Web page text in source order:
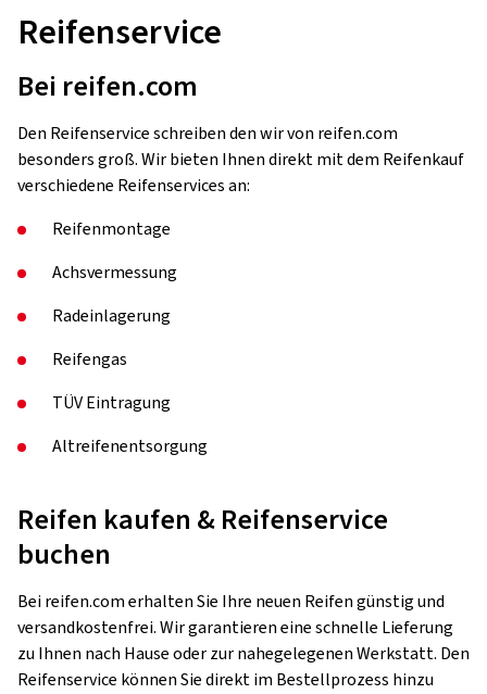
Reifenservice
Bei reifen.com
Den Reifenservice schreiben den wir von reifen.com
besonders groß. Wir bieten Ihnen direkt mit dem Reifenkauf
verschiedene Reifenservices an:
Reifenmontage
Achsvermessung
Radeinlagerung
Reifengas
TÜV Eintragung
Altreifenentsorgung
Reifen kaufen & Reifenservice
buchen
Bei reifen.com erhalten Sie Ihre neuen Reifen günstig und
versandkostenfrei. Wir garantieren eine schnelle Lieferung
zu Ihnen nach Hause oder zur nahegelegenen Werkstatt. Den
Reifenservice können Sie direkt im Bestellprozess hinzu